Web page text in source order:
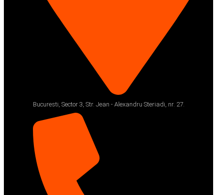
Bucuresti, Sector 3, Str. Jean - Alexandru Steriadi, nr. 27.